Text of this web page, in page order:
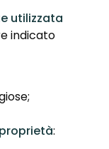
utilizzata
indicato
: